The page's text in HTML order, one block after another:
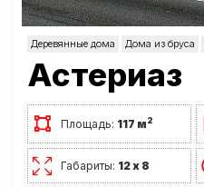
Деревянные дома Дома из бруса
Астериаз
Площадь: 117 м2
Габариты: 12 х 8